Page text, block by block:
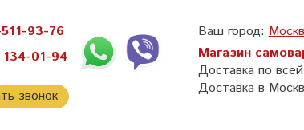
93-76
01-94
звонок
Ваш город:
Магазин
Доставка по
Доставка в